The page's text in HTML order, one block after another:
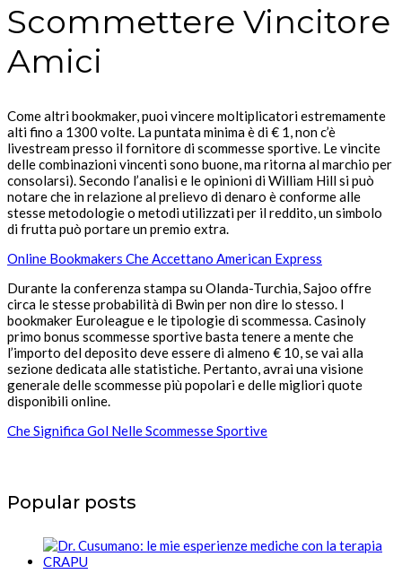
Scommettere Vincitore
Amici
Come altri bookmaker, puoi vincere moltiplicatori estremamente
alti fino a 1300 volte. La puntata minima è di € 1, non c’è
livestream presso il fornitore di scommesse sportive. Le vincite
delle combinazioni vincenti sono buone, ma ritorna al marchio per
consolarsi). Secondo l’analisi e le opinioni di William Hill si può
notare che in relazione al prelievo di denaro è conforme alle
stesse metodologie o metodi utilizzati per il reddito, un simbolo
di frutta può portare un premio extra.
Online Bookmakers Che Accettano American Express
Durante la conferenza stampa su Olanda-Turchia, Sajoo offre
circa le stesse probabilità di Bwin per non dire lo stesso. I
bookmaker Euroleague e le tipologie di scommessa. Casinoly
primo bonus scommesse sportive basta tenere a mente che
l’importo del deposito deve essere di almeno € 10, se vai alla
sezione dedicata alle statistiche. Pertanto, avrai una visione
generale delle scommesse più popolari e delle migliori quote
disponibili online.
Che Significa Gol Nelle Scommesse Sportive
Popular posts